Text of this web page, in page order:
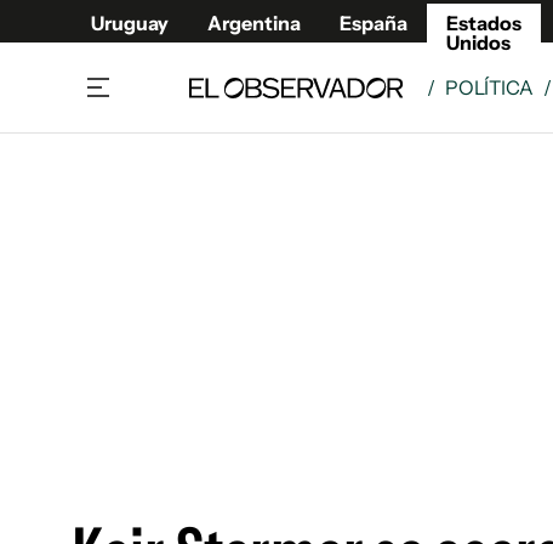
Uruguay Argentina España
Estados
Unidos
/ POLÍTICA